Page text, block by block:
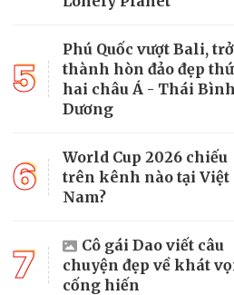
5
Phú Quốc vượt Bali, trở
thành hòn đảo đẹp thứ
hai châu Á - Thái Bình
Dương
6
World Cup 2026 chiếu
trên kênh nào tại Việt
Nam?
7
Cô gái Dao viết câu
chuyện đẹp về khát
cống hiến